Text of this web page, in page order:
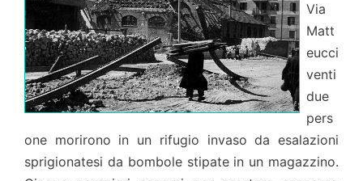
Via
Matt
eucci
venti
due
pers
one morirono in un rifugio invaso da esalazioni
sprigionatesi da bombole stipate in un magazzino.